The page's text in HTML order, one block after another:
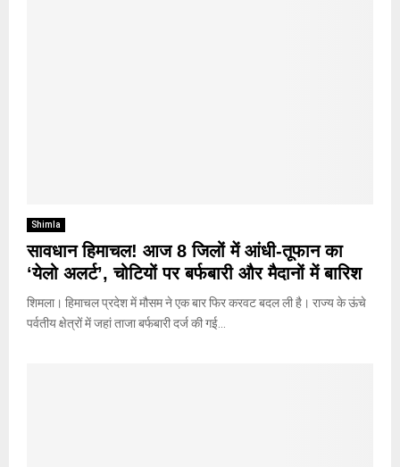
Shimla
सावधान हिमाचल! आज 8 जिलों में आंधी-तूफान का
‘येलो अलर्ट’, चोटियों पर बर्फबारी और मैदानों में बारिश
शिमला। हिमाचल प्रदेश में मौसम ने एक बार फिर करवट बदल ली है। राज्य के ऊंचे
पर्वतीय क्षेत्रों में जहां ताजा बर्फबारी दर्ज की गई...